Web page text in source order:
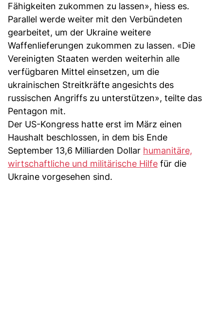
Fähigkeiten zukommen zu lassen», hiess es.
Parallel werde weiter mit den Verbündeten
gearbeitet, um der Ukraine weitere
Waffenlieferungen zukommen zu lassen. «Die
Vereinigten Staaten werden weiterhin alle
verfügbaren Mittel einsetzen, um die
ukrainischen Streitkräfte angesichts des
russischen Angriffs zu unterstützen», teilte das
Pentagon mit.
Der US-Kongress hatte erst im März einen
Haushalt beschlossen, in dem bis Ende
September 13,6 Milliarden Dollar humanitäre,
wirtschaftliche und militärische Hilfe für die
Ukraine vorgesehen sind.